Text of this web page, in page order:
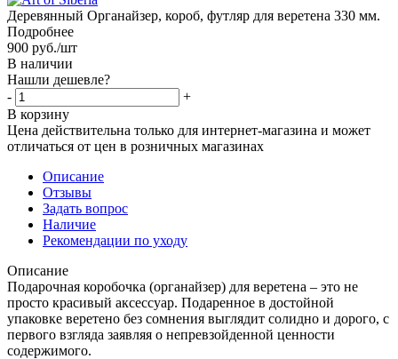
Деревянный Органайзер, короб, футляр для веретена 330 мм.
Подробнее
900 руб./шт
В наличии
Нашли дешевле?
-
+
В корзину
Цена действительна только для интернет-магазина и может
отличаться от цен в розничных магазинах
Описание
Отзывы
Задать вопрос
Наличие
Рекомендации по уходу
Описание
Подарочная коробочка (органайзер) для веретена – это не
просто красивый аксессуар. Подаренное в достойной
упаковке веретено без сомнения выглядит солидно и дорого, с
первого взгляда заявляя о непревзойденной ценности
содержимого.